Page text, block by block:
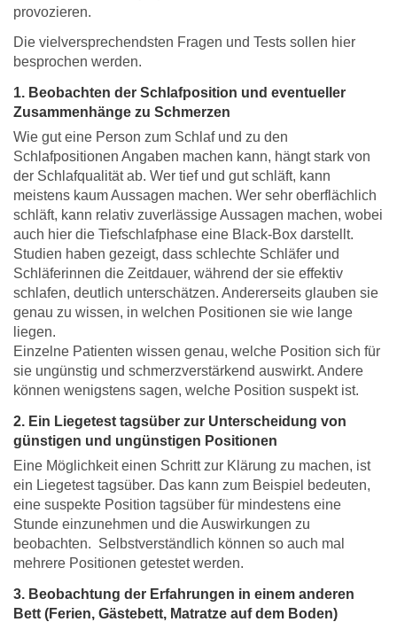
provozieren.
Die vielversprechendsten Fragen und Tests sollen hier
besprochen werden.
1. Beobachten der Schlafposition und eventueller
Zusammenhänge zu Schmerzen
Wie gut eine Person zum Schlaf und zu den
Schlafpositionen Angaben machen kann, hängt stark von
der Schlafqualität ab. Wer tief und gut schläft, kann
meistens kaum Aussagen machen. Wer sehr oberflächlich
schläft, kann relativ zuverlässige Aussagen machen, wobei
auch hier die Tiefschlafphase eine Black-Box darstellt.
Studien haben gezeigt, dass schlechte Schläfer und
Schläferinnen die Zeitdauer, während der sie effektiv
schlafen, deutlich unterschätzen. Andererseits glauben sie
genau zu wissen, in welchen Positionen sie wie lange
liegen.
Einzelne Patienten wissen genau, welche Position sich für
sie ungünstig und schmerzverstärkend auswirkt. Andere
können wenigstens sagen, welche Position suspekt ist.
2. Ein Liegetest tagsüber zur Unterscheidung von
günstigen und ungünstigen Positionen
Eine Möglichkeit einen Schritt zur Klärung zu machen, ist
ein Liegetest tagsüber. Das kann zum Beispiel bedeuten,
eine suspekte Position tagsüber für mindestens eine
Stunde einzunehmen und die Auswirkungen zu
beobachten. Selbstverständlich können so auch mal
mehrere Positionen getestet werden.
3. Beobachtung der Erfahrungen in einem anderen
Bett (Ferien, Gästebett, Matratze auf dem Boden)